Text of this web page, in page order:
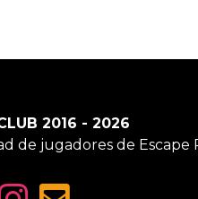
2016 - 2026
de jugadores de Escape